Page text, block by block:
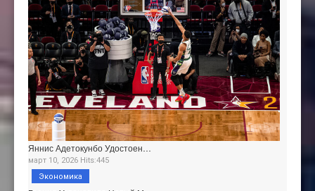
Яннис Адетокунбо Удостоен…
март 10, 2026 Hits:445
Экономика